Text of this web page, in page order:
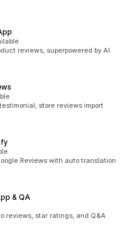
reviews, superpowered by AI
store reviews import
Reviews with auto translation
& QA
reviews, star ratings, and Q&A